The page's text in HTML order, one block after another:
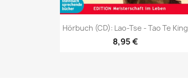
Vorschau
Hörbuch (CD): Lao-Tse - Tao Te King
8,95 €